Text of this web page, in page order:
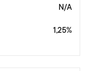
N/A
1,25%